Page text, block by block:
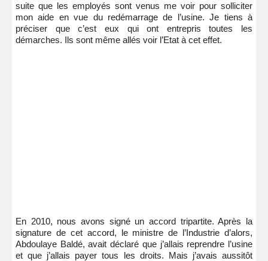
suite que les employés sont venus me voir pour solliciter
mon aide en vue du redémarrage de l’usine. Je tiens à
préciser que c’est eux qui ont entrepris toutes les
démarches. Ils sont même allés voir l’Etat à cet effet.
En 2010, nous avons signé un accord tripartite. Après la
signature de cet accord, le ministre de l’Industrie d’alors,
Abdoulaye Baldé, avait déclaré que j’allais reprendre l’usine
et que j’allais payer tous les droits. Mais j’avais aussitôt